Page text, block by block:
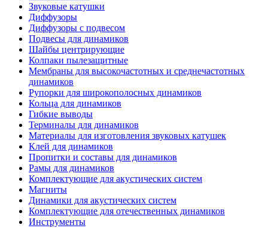
Звуковые катушки
Диффузоры
Диффузоры с подвесом
Подвесы для динамиков
Шайбы центрирующие
Колпаки пылезащитные
Мембраны для высокочастотных и среднечастотных
динамиков
Рупорки для широкополосных динамиков
Кольца для динамиков
Гибкие выводы
Терминалы для динамиков
Материалы для изготовления звуковых катушек
Клей для динамиков
Пропитки и составы для динамиков
Рамы для динамиков
Комплектующие для акустических систем
Магниты
Динамики для акустических систем
Комплектующие для отечественных динамиков
Инструменты